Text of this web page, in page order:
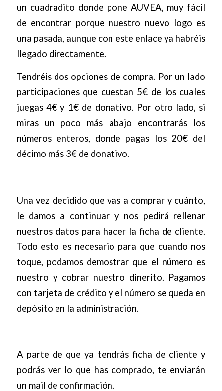
un cuadradito donde pone AUVEA, muy fácil
de encontrar porque nuestro nuevo logo es
una pasada, aunque con este enlace ya habréis
llegado directamente.
Tendréis dos opciones de compra. Por un lado
participaciones que cuestan 5€ de los cuales
juegas 4€ y 1€ de donativo. Por otro lado, si
miras un poco más abajo encontrarás los
números enteros, donde pagas los 20€ del
décimo más 3€ de donativo.
Una vez decidido que vas a comprar y cuánto,
le damos a continuar y nos pedirá rellenar
nuestros datos para hacer la ficha de cliente.
Todo esto es necesario para que cuando nos
toque, podamos demostrar que el número es
nuestro y cobrar nuestro dinerito. Pagamos
con tarjeta de crédito y el número se queda en
depósito en la administración.
A parte de que ya tendrás ficha de cliente y
podrás ver lo que has comprado, te enviarán
un mail de confirmación.